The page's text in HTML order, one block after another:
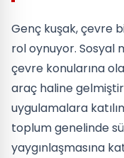
Genç kuşak, çevre
rol oynuyor. Sosyal
çevre konularına
araç haline
uygulamalara
toplum genelinde
yaygınlaşmasına